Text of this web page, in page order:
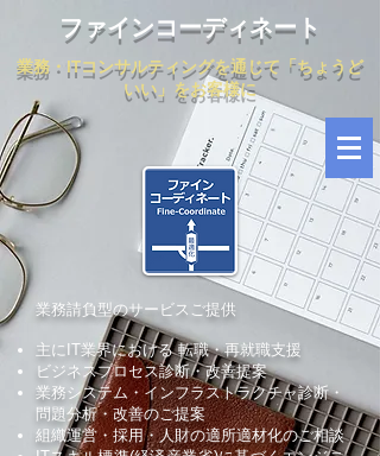
ファインコーディネート
業務・ITコンサルティングを通じて「ちょうど
いい」をお客様に
業務請負型のサービスご提供
主にIT業界における 転職・再就職支援
ビジネスプロセス診断・改善提案
業務システム・インフラストラクチャ診断・
問題分析・改善のご提案
組織運営・採用・人財の適所適材化のご相談